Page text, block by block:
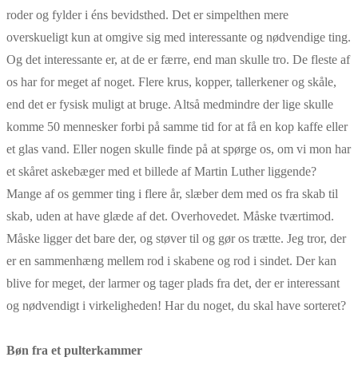
roder og fylder i éns bevidsthed. Det er simpelthen mere
overskueligt kun at omgive sig med interessante og nødvendige ting.
Og det interessante er, at de er færre, end man skulle tro. De fleste af
os har for meget af noget. Flere krus, kopper, tallerkener og skåle,
end det er fysisk muligt at bruge. Altså medmindre der lige skulle
komme 50 mennesker forbi på samme tid for at få en kop kaffe eller
et glas vand. Eller nogen skulle finde på at spørge os, om vi mon har
et skåret askebæger med et billede af Martin Luther liggende?
Mange af os gemmer ting i flere år, slæber dem med os fra skab til
skab, uden at have glæde af det. Overhovedet. Måske tværtimod.
Måske ligger det bare der, og støver til og gør os trætte. Jeg tror, der
er en sammenhæng mellem rod i skabene og rod i sindet. Der kan
blive for meget, der larmer og tager plads fra det, der er interessant
og nødvendigt i virkeligheden! Har du noget, du skal have sorteret?
Bøn fra et pulterkammer